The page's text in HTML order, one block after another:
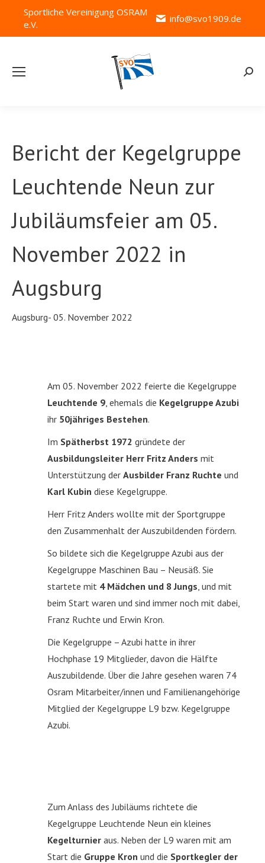
Sportliche Vereinigung OSRAM
e.V.
info@svo1909.de
Bericht der Kegelgruppe
Leuchtende Neun zur
Jubiläumsfeier am 05.
November 2022 in
Augsburg
Augsburg- 05. November 2022
Am 05. November 2022 feierte die Kegelgruppe
Leuchtende 9, ehemals die Kegelgruppe Azubi
ihr 50jähriges Bestehen.
Im Spätherbst 1972 gründete der
Ausbildungsleiter Herr Fritz Anders mit
Unterstützung der Ausbilder Franz Ruchte und
Karl Kubin diese Kegelgruppe.
Herr Fritz Anders wollte mit der Sportgruppe
den Zusammenhalt der Auszubildenden fördern.
So bildete sich die Kegelgruppe Azubi aus der
Kegelgruppe Maschinen Bau – Neusäß. Sie
startete mit 4 Mädchen und 8 Jungs, und mit
beim Start waren und sind immer noch mit dabei,
Franz Ruchte und Erwin Kron.
Die Kegelgruppe – Azubi hatte in ihrer
Hochphase 19 Mitglieder, davon die Hälfte
Auszubildende. Über die Jahre gesehen waren 74
Osram Mitarbeiter/innen und Familienangehörige
Mitglied der Kegelgruppe L9 bzw. Kegelgruppe
Azubi.
Zum Anlass des Jubiläums richtete die
Kegelgruppe Leuchtende Neun ein kleines
Kegelturnier aus. Neben der L9 waren mit am
Start die Gruppe Kron und die Sportkegler der